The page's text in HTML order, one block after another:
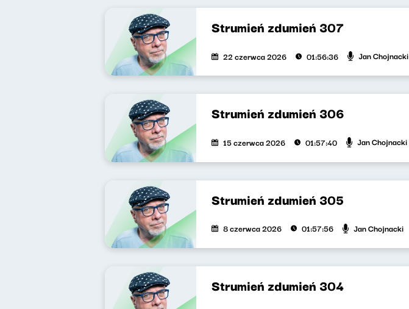
Strumień zdumień 307
22 czerwca 2026 01:56:36 Jan Chojnacki
Strumień zdumień 306
15 czerwca 2026 01:57:40 Jan Chojnacki
Strumień zdumień 305
8 czerwca 2026 01:57:56 Jan Chojnacki
Strumień zdumień 304